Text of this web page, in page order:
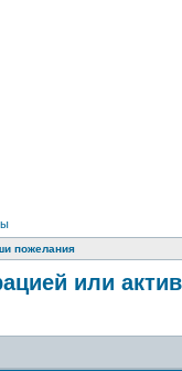
пожелания
или